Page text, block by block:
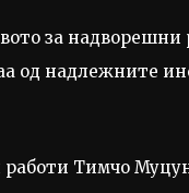
за
од надлежните
Тимчо